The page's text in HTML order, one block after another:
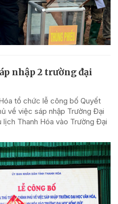
nhập 2 trường đại
tổ chức lễ công bố Quyết
về việc sáp nhập Trường Đại
lịch Thanh Hóa vào Trường Đại